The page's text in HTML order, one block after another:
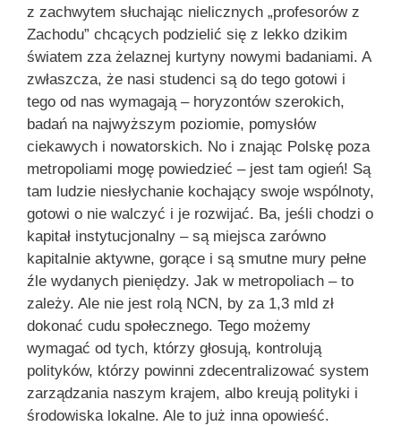
z zachwytem słuchając nielicznych „profesorów z
Zachodu” chcących podzielić się z lekko dzikim
światem zza żelaznej kurtyny nowymi badaniami. A
zwłaszcza, że nasi studenci są do tego gotowi i
tego od nas wymagają – horyzontów szerokich,
badań na najwyższym poziomie, pomysłów
ciekawych i nowatorskich. No i znając Polskę poza
metropoliami mogę powiedzieć – jest tam ogień! Są
tam ludzie niesłychanie kochający swoje wspólnoty,
gotowi o nie walczyć i je rozwijać. Ba, jeśli chodzi o
kapitał instytucjonalny – są miejsca zarówno
kapitalnie aktywne, gorące i są smutne mury pełne
źle wydanych pieniędzy. Jak w metropoliach – to
zależy. Ale nie jest rolą NCN, by za 1,3 mld zł
dokonać cudu społecznego. Tego możemy
wymagać od tych, którzy głosują, kontrolują
polityków, którzy powinni zdecentralizować system
zarządzania naszym krajem, albo kreują polityki i
środowiska lokalne. Ale to już inna opowieść.